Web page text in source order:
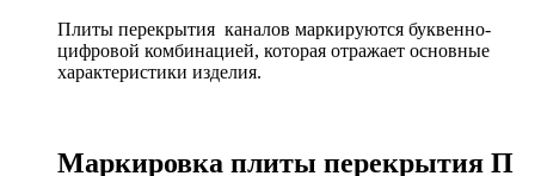
Плиты перекрытия каналов маркируются буквенно-
цифровой комбинацией, которая отражает основные
характеристики изделия.
Маркировка плиты перекрытия П